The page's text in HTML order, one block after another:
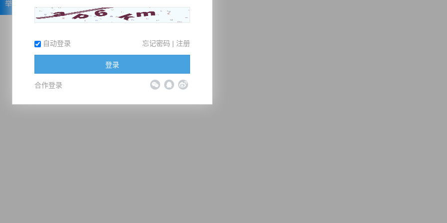
举报
自动登录 忘记密码 | 注册
登录
合作登录